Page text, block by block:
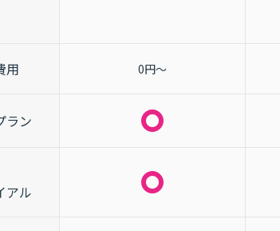
用 0円～
ラン
アル